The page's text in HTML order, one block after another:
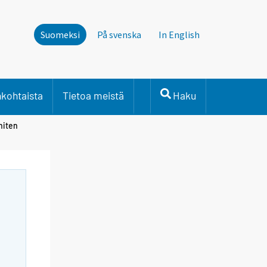
Suomeksi På svenska In English
Tietoa meistä Haku